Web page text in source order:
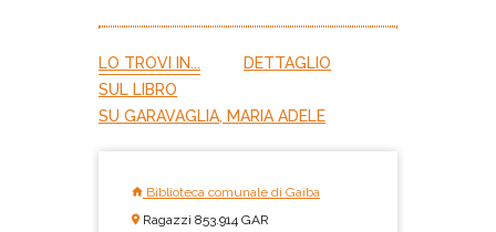
LO TROVI IN...
DETTAGLIO
SUL LIBRO
SU GARAVAGLIA, MARIA ADELE
Biblioteca comunale di Gaiba
Ragazzi 853.914 GAR